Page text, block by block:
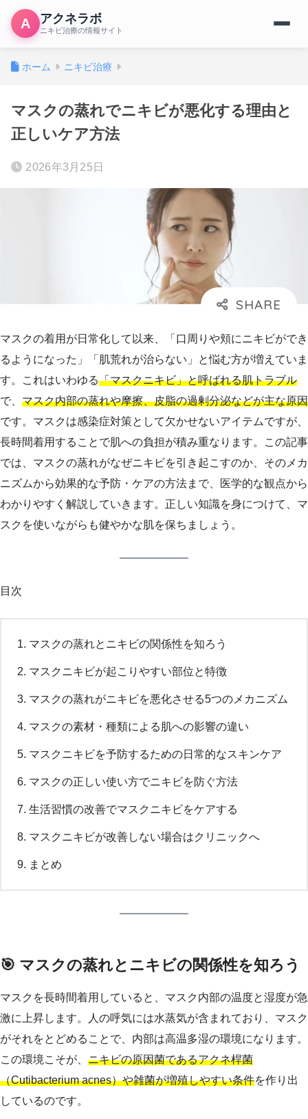
A アクネラボ
ニキビ治療の情報サイト
ホーム ニキビ治療
マスクの蒸れでニキビが悪化する理由と
正しいケア方法
2026年3月25日
マスクの着用が日常化して以来、「口周りや頬にニキビができ
るようになった」「肌荒れが治らない」と悩む方が増えていま
す。これはいわゆる「マスクニキビ」と呼ばれる肌トラブル
で、 マスク内部の蒸れや摩擦、皮脂の過剰分泌などが主な原因
です。マスクは感染症対策として欠かせないアイテムですが、
長時間着用することで肌への負担が積み重なります。この記事
では、マスクの蒸れがなぜニキビを引き起こすのか、そのメカ
ニズムから効果的な予防・ケアの方法まで、医学的な観点から
わかりやすく解説していきます。正しい知識を身につけて、マ
スクを使いながらも健やかな肌を保ちましょう。
目次
マスクの蒸れとニキビの関係性を知ろう
マスクニキビが起こりやすい部位と特徴
マスクの蒸れがニキビを悪化させる5つのメカニズム
マスクの素材・種類による肌への影響の違い
マスクニキビを予防するための日常的なスキンケア
マスクの正しい使い方でニキビを防ぐ方法
生活習慣の改善でマスクニキビをケアする
マスクニキビが改善しない場合はクリニックへ
まとめ
🎯 マスクの蒸れとニキビの関係性を知ろう
マスクを長時間着用していると、マスク内部の温度と湿度が急
激に上昇します。人の呼気には水蒸気が含まれており、マスク
がそれをとどめることで、内部は高温多湿の環境になります。
この環境こそが、 ニキビの原因菌であるアクネ桿菌
（Cutibacterium acnes）や雑菌が増殖しやすい条件を作り出
しているのです。